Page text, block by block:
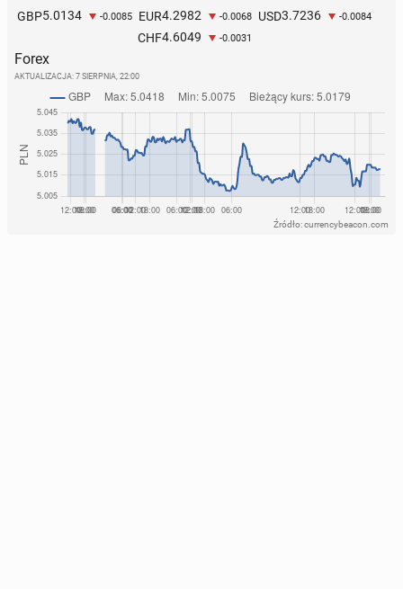
GBP5.0134 -0.0085 EUR4.2982 -0.0068 USD3.7236 -0.0084
CHF4.6049 -0.0031
Forex
AKTUALIZACJA: 7 SIERPNIA, 22:00
Źródło: currencybeacon.com